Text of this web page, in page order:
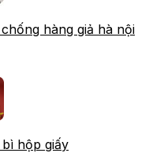
hàng giả hà nội
hộp giấy